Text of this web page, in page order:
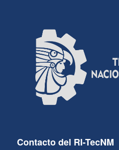
Contacto del RI-TecNM